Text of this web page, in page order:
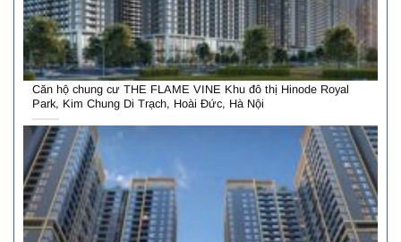
Căn hộ chung cư THE FLAME VINE Khu đô thị Hinode Royal
Park, Kim Chung Di Trạch, Hoài Đức, Hà Nội